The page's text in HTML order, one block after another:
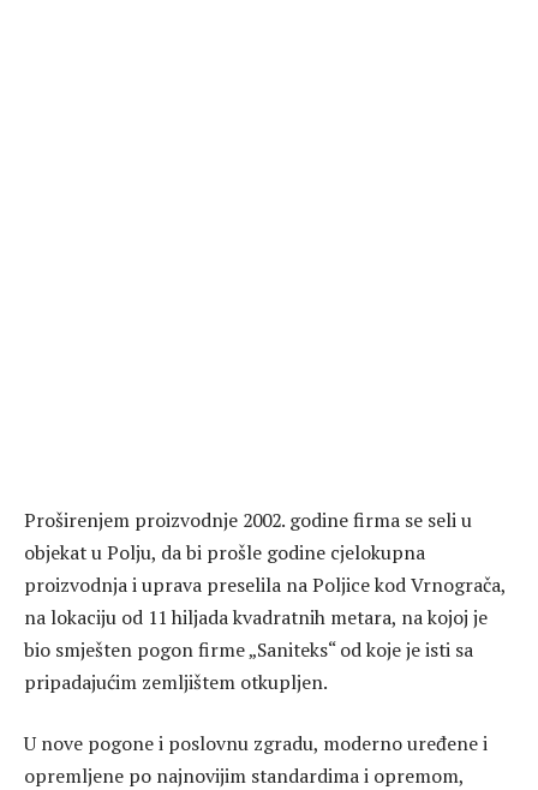
Proširenjem proizvodnje 2002. godine firma se seli u
objekat u Polju, da bi prošle godine cjelokupna
proizvodnja i uprava preselila na Poljice kod Vrnograča,
na lokaciju od 11 hiljada kvadratnih metara, na kojoj je
bio smješten pogon firme „Saniteks“ od koje je isti sa
pripadajućim zemljištem otkupljen.
U nove pogone i poslovnu zgradu, moderno uređene i
opremljene po najnovijim standardima i opremom,